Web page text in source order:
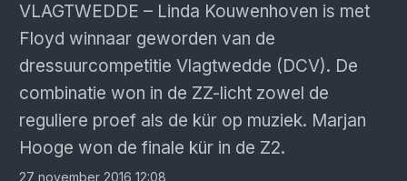
VLAGTWEDDE – Linda Kouwenhoven is met
Floyd winnaar geworden van de
dressuurcompetitie Vlagtwedde (DCV). De
combinatie won in de ZZ-licht zowel de
reguliere proef als de kür op muziek. Marjan
Hooge won de finale kür in de Z2.
27 november 2016 12:08